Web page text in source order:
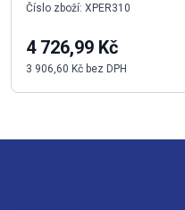
Číslo zboží: XPER310
4 726,99 Kč
3 906,60 Kč bez DPH